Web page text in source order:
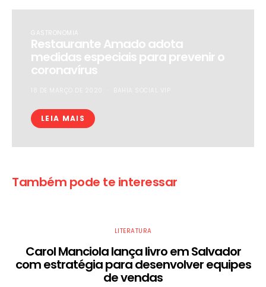
GASTRONOMIA
Restaurante Amado adota
medidas especiais para prevenir o
coronavírus
LEIA MAIS
Também pode te interessar
LITERATURA
Carol Manciola lança livro em Salvador
com estratégia para desenvolver equipes
de vendas